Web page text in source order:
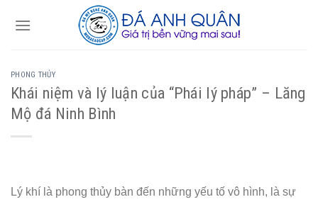
PHONG THỦY
Khái niệm và lý luận của “Phái lý pháp” – Lăng
Mộ đá Ninh Bình
Lý khí là phong thủy bàn đến những yếu tố vô hình, là sự